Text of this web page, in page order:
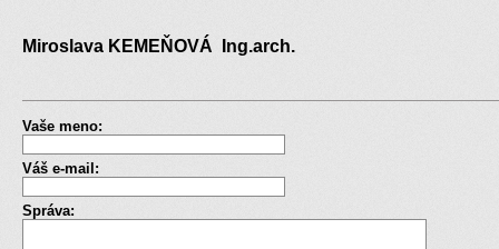
Miroslava KEMEŇOVÁ Ing.arch.
Vaše meno:
Váš e-mail:
Správa: